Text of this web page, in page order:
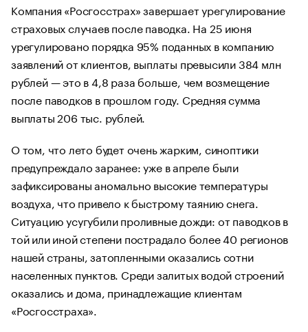
Компания «Росгосстрах» завершает урегулирование
страховых случаев после паводка. На 25 июня
урегулировано порядка 95% поданных в компанию
заявлений от клиентов, выплаты превысили 384 млн
рублей — это в 4,8 раза больше, чем возмещение
после паводков в прошлом году. Средняя сумма
выплаты 206 тыс. рублей.
О том, что лето будет очень жарким, синоптики
предупреждало заранее: уже в апреле были
зафиксированы аномально высокие температуры
воздуха, что привело к быстрому таянию снега.
Ситуацию усугубили проливные дожди: от паводков в
той или иной степени пострадало более 40 регионов
нашей страны, затопленными оказались сотни
населенных пунктов. Среди залитых водой строений
оказались и дома, принадлежащие клиентам
«Росгосстраха».